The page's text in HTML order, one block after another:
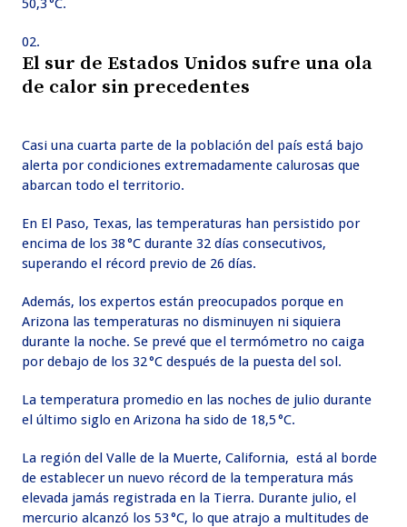
50,3 °C.
El sur de Estados Unidos sufre una ola
de calor sin precedentes
Casi una cuarta parte de la población del país está bajo
alerta por condiciones extremadamente calurosas que
abarcan todo el territorio.
En El Paso, Texas, las temperaturas han persistido por
encima de los 38 °C durante 32 días consecutivos,
superando el récord previo de 26 días.
Además, los expertos están preocupados porque en
Arizona las temperaturas no disminuyen ni siquiera
durante la noche. Se prevé que el termómetro no caiga
por debajo de los 32 °C después de la puesta del sol.
La temperatura promedio en las noches de julio durante
el último siglo en Arizona ha sido de 18,5 °C.
La región del Valle de la Muerte, California, está al borde
de establecer un nuevo récord de la temperatura más
elevada jamás registrada en la Tierra. Durante julio, el
mercurio alcanzó los 53 °C, lo que atrajo a multitudes de